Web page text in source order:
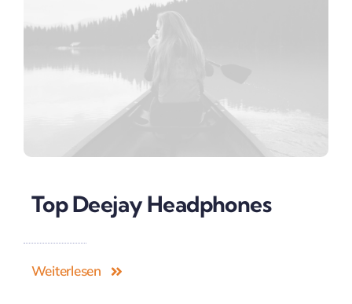
Top Deejay Headphones
Weiterlesen